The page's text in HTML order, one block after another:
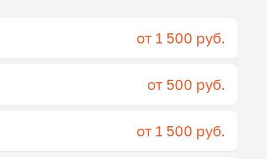
от 1 500 руб.
от 500 руб.
от 1 500 руб.